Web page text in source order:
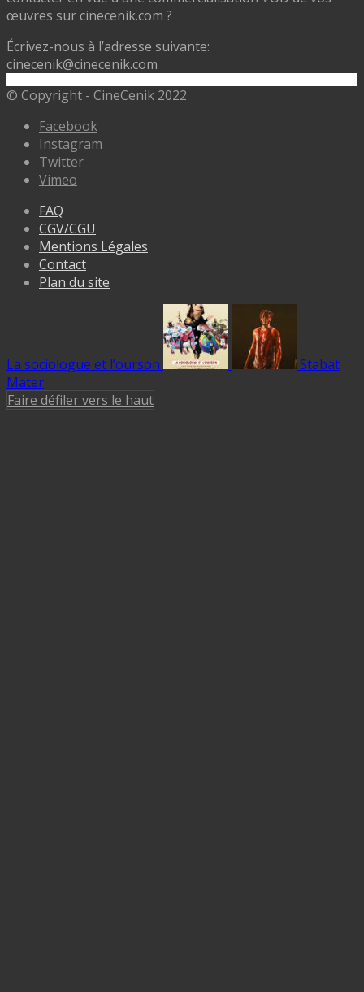
œuvres sur cinecenik.com ?
Écrivez-nous à l’adresse suivante:
cinecenik@cinecenik.com
© Copyright - CineCenik 2022
Facebook
Instagram
Twitter
Vimeo
FAQ
CGV/CGU
Mentions Légales
Contact
Plan du site
La sociologue et l’ourson
Stabat
Mater
Faire défiler vers le haut